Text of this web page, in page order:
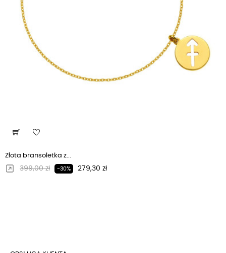
Złota bransoletka z...
Regularna cena
399,00 zł -30% Cena
279,30 zł